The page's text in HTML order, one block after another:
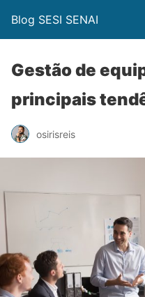
Blog SESI SENAI
Gestão de
principais
osirisreis